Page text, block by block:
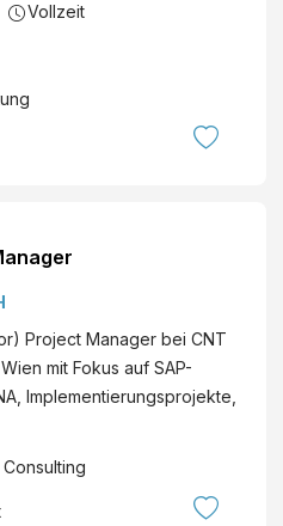
Vollzeit
Project Manager bei CNT
mit Fokus auf SAP-
Implementierungsprojekte,
Consulting